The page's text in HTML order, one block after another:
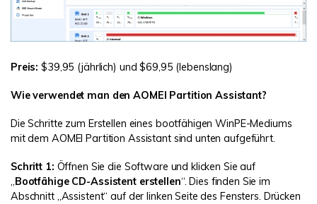
Preis:$39,95 (jährlich) und $69,95 (lebenslang)
Wie verwendet man den AOMEI Partition Assistant?
Die Schritte zum Erstellen eines bootfähigen WinPE-Mediums
mit dem AOMEI Partition Assistant sind unten aufgeführt.
Schritt 1: Öffnen Sie die Software und klicken Sie auf
„Bootfähige CD-Assistent erstellen“. Dies finden Sie im
Abschnitt „Assistent“ auf der linken Seite des Fensters. Drücken